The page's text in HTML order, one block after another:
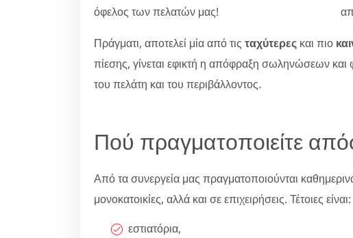
όφελος των πελατών μας!
Πράγματι, αποτελεί μία από τις ταχύτερες και πιο
πίεσης, γίνεται εφικτή η απόφραξη σωληνώσεων και
του πελάτη και του περιβάλλοντος.
Πού πραγματοποιείτε
Από τα συνεργεία μας πραγματοποιούνται
μονοκατοικίες, αλλά και σε επιχειρήσεις. Τέτοιες είναι:
εστιατόρια,